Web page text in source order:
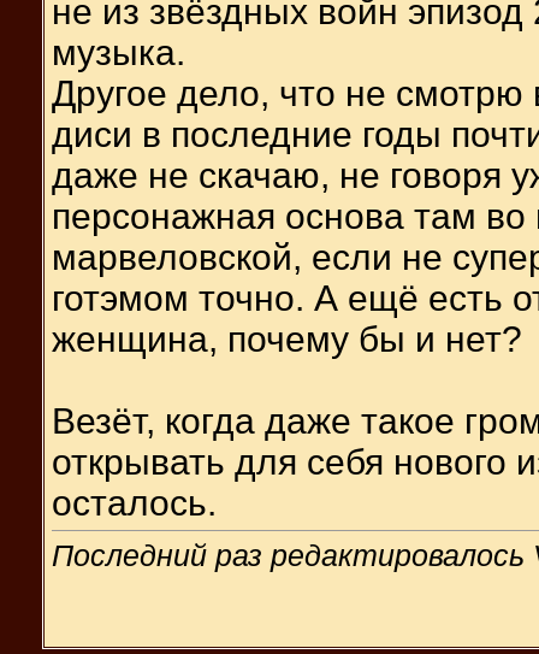
не из звёздных войн
музыка.
Другое дело, что не
диси в последние годы
даже не скачаю, не говоря
персонажная основа там во
марвеловской, если не
готэмом точно. А ещё есть
женщина, почему бы и нет?
Везёт, когда даже такое
открывать для себя нового
осталось.
Последний раз